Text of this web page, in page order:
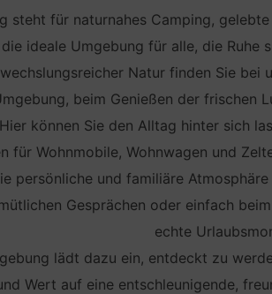
steht für naturnahes Camping,
ideale Umgebung für alle, die
Natur finden Sie bei
beim Genießen der frischen
Hier können Sie den Alltag hinter sich
für Wohnmobile, Wohnwagen und
persönliche und familiäre
Gesprächen oder einfach
echte
lädt dazu ein, entdeckt zu
Wert auf eine entschleunigende,